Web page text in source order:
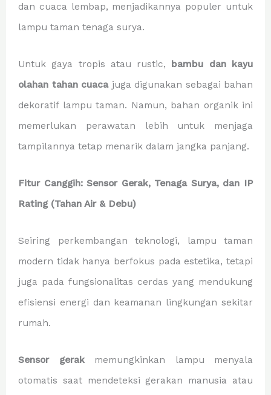
dan cuaca lembap, menjadikannya populer untuk
lampu taman tenaga surya.
Untuk gaya tropis atau rustic, bambu dan kayu
olahan tahan cuacajuga digunakan sebagai bahan
dekoratif lampu taman. Namun, bahan organik ini
memerlukan perawatan lebih untuk menjaga
tampilannya tetap menarik dalam jangka panjang.
Fitur Canggih: Sensor Gerak, Tenaga Surya, dan IP
Rating (Tahan Air & Debu)
Seiring perkembangan teknologi, lampu taman
modern tidak hanya berfokus pada estetika, tetapi
juga pada fungsionalitas cerdas yang mendukung
efisiensi energi dan keamanan lingkungan sekitar
rumah.
Sensor gerakmemungkinkan lampu menyala
otomatis saat mendeteksi gerakan manusia atau